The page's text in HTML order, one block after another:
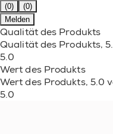
(0)
(0)
Melden
Qualität des Produkts
Qualität des Produkts,
5.0
Wert des Produkts
Wert des Produkts, 5.0
5.0